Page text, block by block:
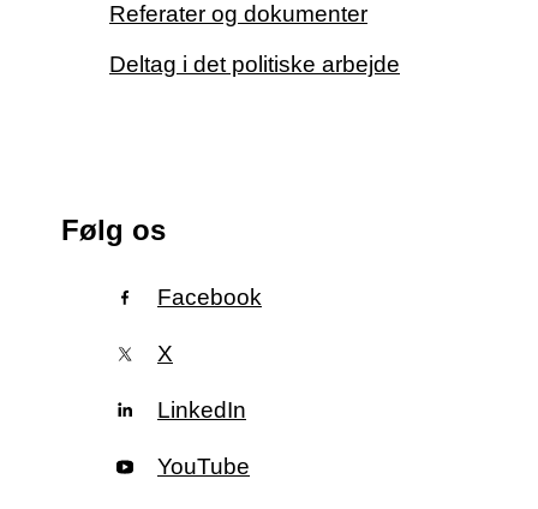
Referater og dokumenter
Deltag i det politiske arbejde
Følg os
Facebook
X
LinkedIn
YouTube